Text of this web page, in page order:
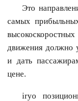
Это
самых
движения должно
и дать
цене.
iryo